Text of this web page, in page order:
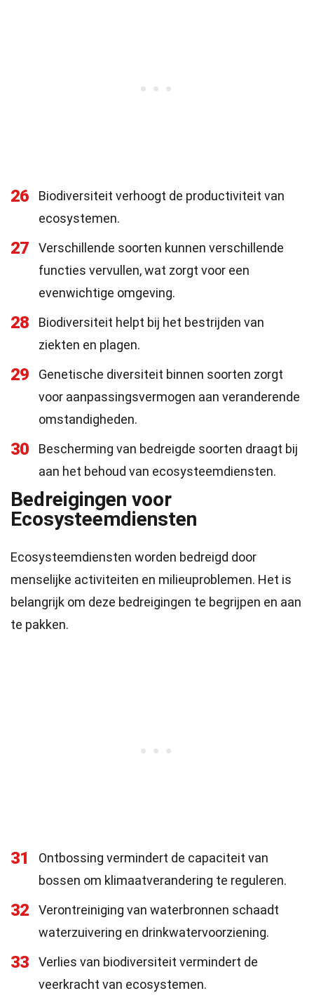
26
Biodiversiteit verhoogt de productiviteit van
ecosystemen.
27
Verschillende soorten kunnen verschillende
functies vervullen, wat zorgt voor een
evenwichtige omgeving.
28
Biodiversiteit helpt bij het bestrijden van
ziekten en plagen.
29
Genetische diversiteit binnen soorten zorgt
voor aanpassingsvermogen aan veranderende
omstandigheden.
30
Bescherming van bedreigde soorten draagt bij
aan het behoud van ecosysteemdiensten.
Bedreigingen voor
Ecosysteemdiensten
Ecosysteemdiensten worden bedreigd door
menselijke activiteiten en milieuproblemen. Het is
belangrijk om deze bedreigingen te begrijpen en aan
te pakken.
31
Ontbossing vermindert de capaciteit van
bossen om klimaatverandering te reguleren.
32
Verontreiniging van waterbronnen schaadt
waterzuivering en drinkwatervoorziening.
33
Verlies van biodiversiteit vermindert de
veerkracht van ecosystemen.